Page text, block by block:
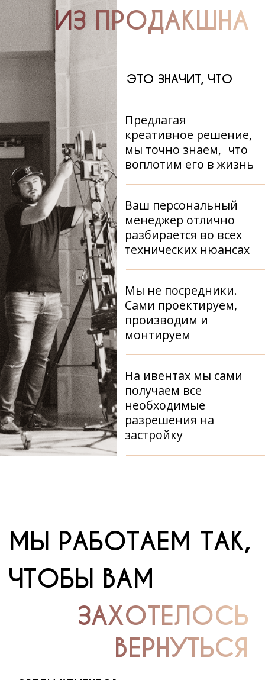
info@artlinedsgn.ru
С 9:00 до 20:00 по Москве.
Без выходных
ЧТО ПОПАЛИ
В НУЖНЫЕ РУКИ
РАССКАЖИТЕ
О ВАШЕЙ ЗАДАЧЕ —
И ВЫ СРАЗУ
ПОЙМЁТЕ,